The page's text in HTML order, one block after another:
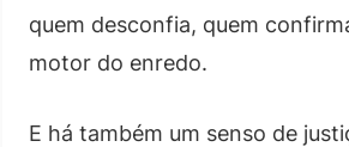
quem desconfia, quem
motor do enredo.
E há também um senso de